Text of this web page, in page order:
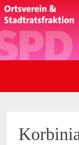
Zum
Inhalt
springen